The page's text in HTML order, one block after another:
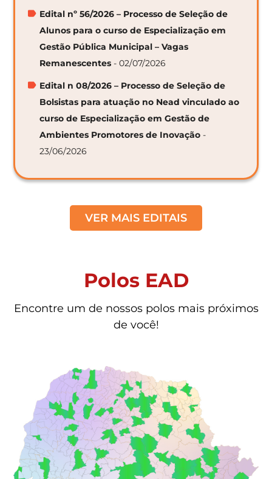
Edital nº 56/2026 – Processo de Seleção de
Alunos para o curso de Especialização em
Gestão Pública Municipal – Vagas
Remanescentes - 02/07/2026
Edital n 08/2026 – Processo de Seleção de
Bolsistas para atuação no Nead vinculado ao
curso de Especialização em Gestão de
Ambientes Promotores de Inovação -
23/06/2026
VER MAIS EDITAIS
Polos EAD
Encontre um de nossos polos mais próximos
de você!